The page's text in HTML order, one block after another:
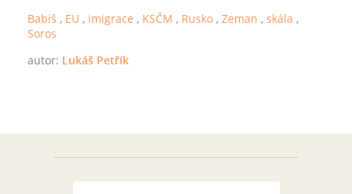
Babiš , EU , imigrace , KSČM , Rusko , Zeman , skála ,
Soros
autor: Lukáš Petřík